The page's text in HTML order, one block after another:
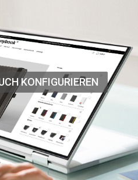
KONFIGURIEREN